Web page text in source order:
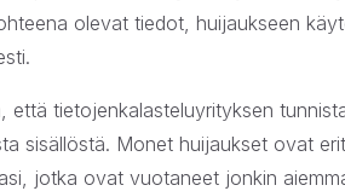
olevat tiedot, huijaukseen
että tietojenkalasteluyrityksen
sisällöstä. Monet huijaukset ovat
jotka ovat vuotaneet jonkin